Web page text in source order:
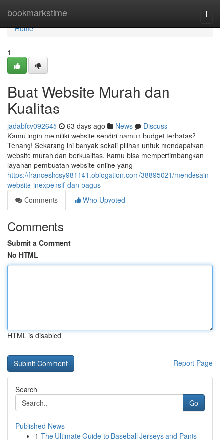
bookmarkstime
Home
Home
1
Buat Website Murah dan
Kualitas
jadabfcv092645 63 days ago News
Discuss
Kamu ingin memiliki website sendiri namun budget terbatas?
Tenang! Sekarang ini banyak sekali pilihan untuk mendapatkan
website murah dan berkualitas. Kamu bisa mempertimbangkan
layanan pembuatan website online yang
https://franceshcsy981141.oblogation.com/38895021/mendesain-
website-inexpensif-dan-bagus
Comments
Who Upvoted
Comments
Submit a Comment
No HTML
HTML is disabled
Report Page
Search
Go
Published News
1 The Ultimate Guide to Baseball Jerseys and Pants